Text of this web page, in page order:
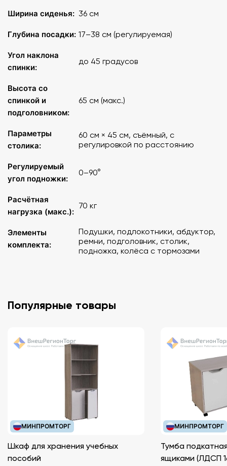
Глубина сидения: 17 - 38 см
Угол наклона спинки
Максимальная высота спинки с подголовником
Размеры столика: 60х45 см
Максимальный вес ребенка: 70 кг
Ширина сиденья: 36 см
Глубина посадки: 17–38 см (регулируемая)
Угол наклона
спинки:
до 45 градусов
Высота со
спинкой и
подголовником:
65 см (макс.)
Параметры
столика:
60 см × 45 см, съёмный, с
регулировкой по расстоянию
Регулируемый
угол подножки:
0–90°
Расчётная
нагрузка (макс.):
70 кг
Элементы
комплекта:
Подушки, подлокотники, абдуктор,
ремни, подголовник, столик,
подножка, колёса с тормозами
Популярные товары
МИНПРОМТОРГ
Шкаф для хранения учебных
пособий
МИНПРОМТОРГ
Тумба
ящиками